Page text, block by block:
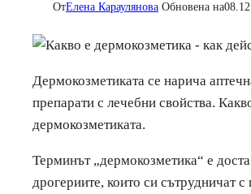
ОтЕлена Караулянова Обновена на
Дермокозметиката се нарича
препарати с лечебни свойства.
дермокозметиката.
Терминът „дермокозметика“ е
дрогериите, които си сътрудничат